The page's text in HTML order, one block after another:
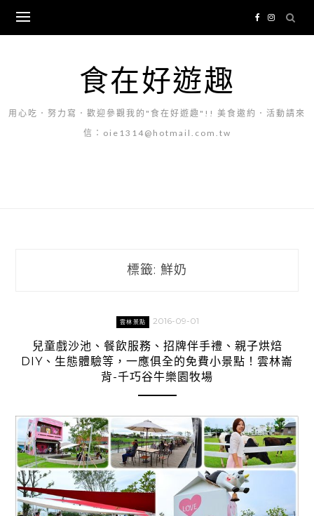
content
食在好遊趣
用心吃．努力寫．歡迎參觀我的"食在好遊趣"!! 美食邀約．活動請來
信：oie1314@hotmail.com.tw
標籤: 鮮奶
雲林景點 2016-09-01
兒童戲沙池、餐飲服務、招牌伴手禮、親子烘焙
DIY、生態體驗等，一應俱全的免費小景點！雲林崙
背-千巧谷牛樂園牧場